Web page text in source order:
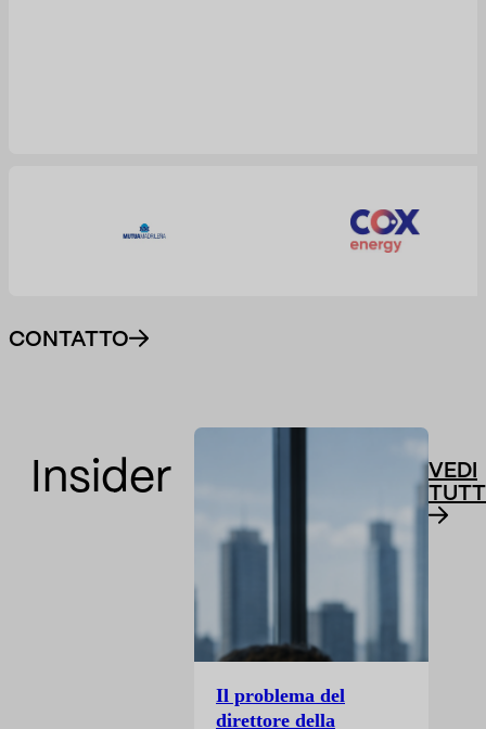
CONTATTO
Insider
Il problema del
direttore della
VEDI